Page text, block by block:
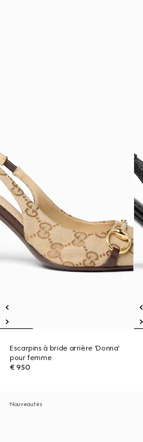
Escarpins à bride arrière 'Donna'
pour femme
€ 950
Nouveautés